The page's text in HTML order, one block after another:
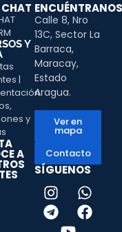
Y
|
y
A
ENCUÉNTRANOS
Calle 8, Nro
13C, Sector La
Barraca,
Maracay,
Estado
Aragua.
Ver en
mapa
Contacto
SÍGUENOS